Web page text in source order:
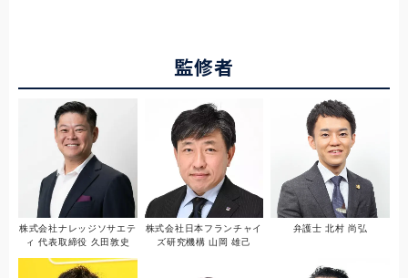
監修者
株式会社ナレッジソサエテ
ィ 代表取締役 久田敦史
株式会社日本フランチャイ
ズ研究機構 山岡 雄己
弁護士 北村 尚弘